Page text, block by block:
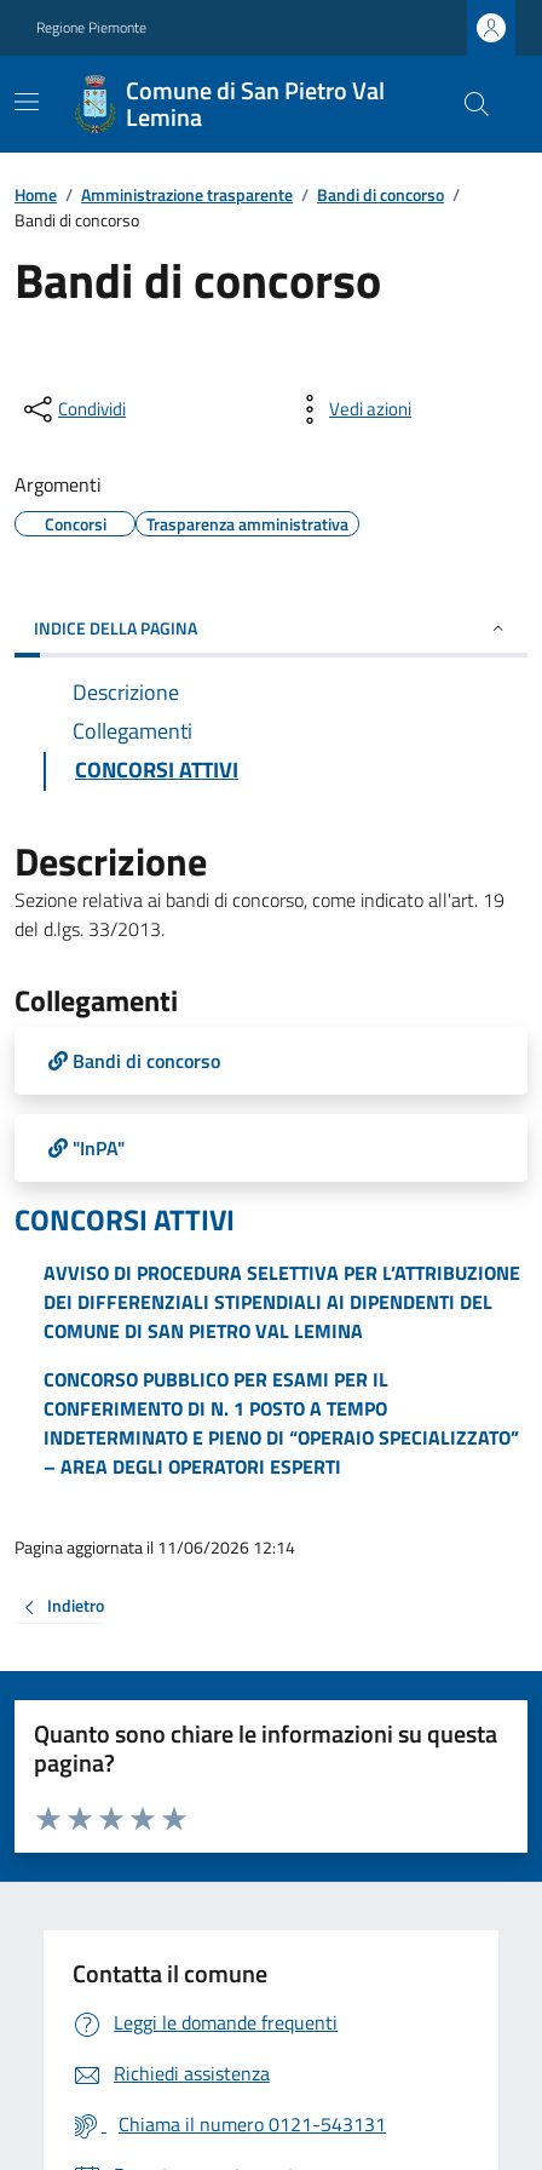
Regione Piemonte
Comune di San Pietro Val
Lemina
Home / Amministrazione trasparente / Bandi di concorso /
Bandi di concorso
Bandi di concorso
Condividi Vedi azioni
Argomenti
Concorsi Trasparenza amministrativa
INDICE DELLA PAGINA
Descrizione
Collegamenti
CONCORSI ATTIVI
Descrizione
Sezione relativa ai bandi di concorso, come indicato all'art. 19
del d.lgs. 33/2013.
Collegamenti
Bandi di concorso
"InPA"
CONCORSI ATTIVI
AVVISO DI PROCEDURA SELETTIVA PER L’ATTRIBUZIONE
DEI DIFFERENZIALI STIPENDIALI AI DIPENDENTI DEL
COMUNE DI SAN PIETRO VAL LEMINA
CONCORSO PUBBLICO PER ESAMI PER IL
CONFERIMENTO DI N. 1 POSTO A TEMPO
INDETERMINATO E PIENO DI “OPERAIO SPECIALIZZATO”
– AREA DEGLI OPERATORI ESPERTI
Pagina aggiornata il 11/06/2026 12:14
Indietro
Quanto sono chiare le informazioni su questa
pagina?
Valuta da 1 a 5 stelle la pagina
Valuta 5 stelle su 5
Valuta 4 stelle su 5
Valuta 3 stelle su 5
Valuta 2 stelle su 5
Valuta 1 stelle su 5
Contatta il comune
Leggi le domande frequenti
Richiedi assistenza
Chiama il numero 0121-543131